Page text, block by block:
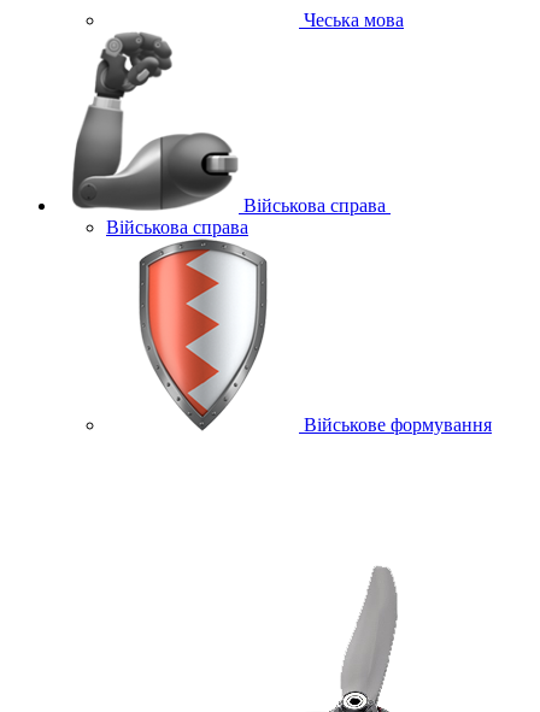
Чеська мова
Військова справа
Військова справа
Військове формування